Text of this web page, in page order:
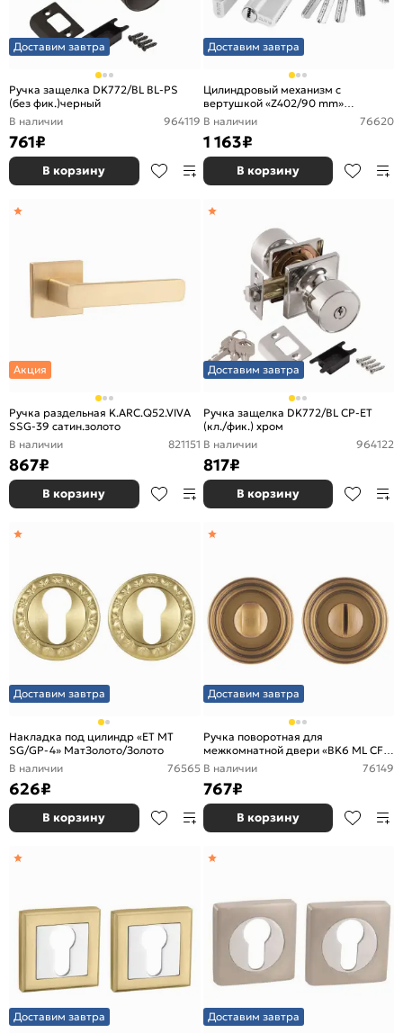
Доставим завтра
Ручка защелка DK772/BL BL-PS
(без фик.)черный
В наличии
964119
761₽
В корзину
Доставим завтра
Цилиндровый механизм с
вертушкой «Z402/90 mm»
(45+10+35) AB Бронза
В наличии 76620
1 163₽
В корзину
Акция
Ручка раздельная K.ARC.Q52.VIVA
SSG-39 сатин.золото
В наличии
821151
867₽
В корзину
Доставим завтра
Ручка защелка DK772/BL CP-ET
(кл./фик.) хром
В наличии
964122
817₽
В корзину
Доставим завтра
Накладка под цилиндр «ET MT
SG/GP-4» МатЗолото/Золото
В наличии
76565
626₽
В корзину
Доставим завтра
Ручка поворотная для
межкомнатной двери «BK6 ML CF-
17» Кофе
В наличии 76149
767₽
В корзину
Доставим завтра Доставим завтра